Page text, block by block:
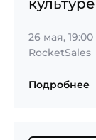
культуре
26 мая, 19:00
RocketSales
Подробнее